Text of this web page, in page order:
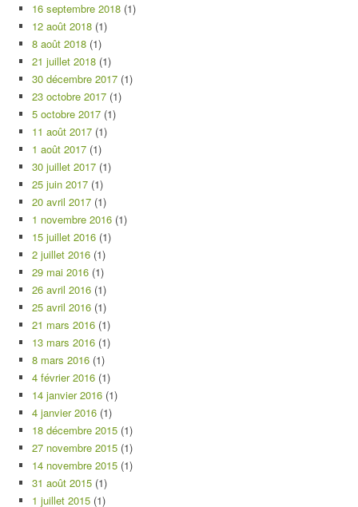
16 septembre 2018 (1)
12 août 2018 (1)
8 août 2018 (1)
21 juillet 2018 (1)
30 décembre 2017 (1)
23 octobre 2017 (1)
5 octobre 2017 (1)
11 août 2017 (1)
1 août 2017 (1)
30 juillet 2017 (1)
25 juin 2017 (1)
20 avril 2017 (1)
1 novembre 2016 (1)
15 juillet 2016 (1)
2 juillet 2016 (1)
29 mai 2016 (1)
26 avril 2016 (1)
25 avril 2016 (1)
21 mars 2016 (1)
13 mars 2016 (1)
8 mars 2016 (1)
4 février 2016 (1)
14 janvier 2016 (1)
4 janvier 2016 (1)
18 décembre 2015 (1)
27 novembre 2015 (1)
14 novembre 2015 (1)
31 août 2015 (1)
1 juillet 2015 (1)